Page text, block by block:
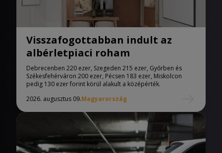
Visszafogottabban indult az
albérletpiaci roham
Debrecenben 220 ezer, Szegeden 215 ezer, Győrben és
Székesfehérváron 200 ezer, Pécsen 183 ezer, Miskolcon
pedig 130 ezer forint körül alakult a középérték.
2026. augusztus 09.Magyarország